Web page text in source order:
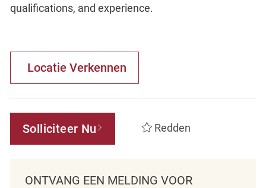
qualifications, and experience.
Locatie Verkennen
Solliciteer Nu Redden
ONTVANG EEN MELDING VOOR